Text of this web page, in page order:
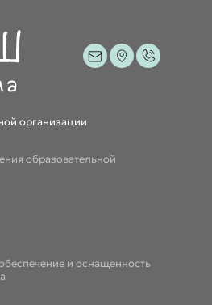
организации
образовательной
и оснащенность